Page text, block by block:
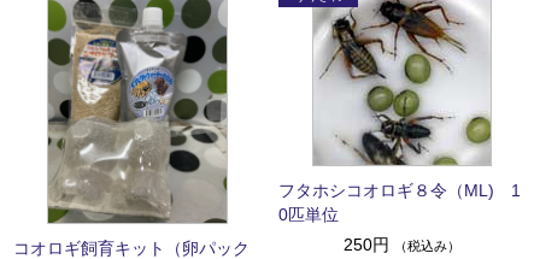
コオロギ飼育キット（卵パック
フタホシコオロギ８令（ML) 1
0匹単位
250円
（税込み）